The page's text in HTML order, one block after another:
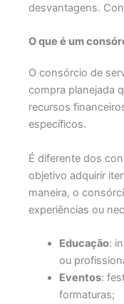
desvantagens.
O que é um
O consórcio de
compra planejada
recursos
específicos.
É diferente dos
objetivo adquirir
maneira, o
experiências ou
Educação:
ou
Eventos:
formaturas;